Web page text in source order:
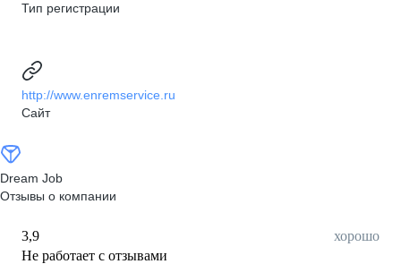
Тип регистрации
http://www.enremservice.ru
Сайт
Dream Job
Отзывы о компании
3,9
хорошо
Не работает с отзывами